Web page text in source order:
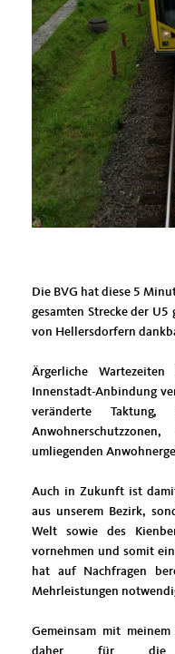
Die BVG hat diese 5
gesamten Strecke der
von Hellersdorfern
Ärgerliche
Innenstadt-Anbindung
veränderte
umliegenden
Auch in Zukunft ist
aus unserem Bezirk,
Welt sowie des
vornehmen und somit
hat auf Nachfragen
Mehrleistungen
Gemeinsam mit
daher für die